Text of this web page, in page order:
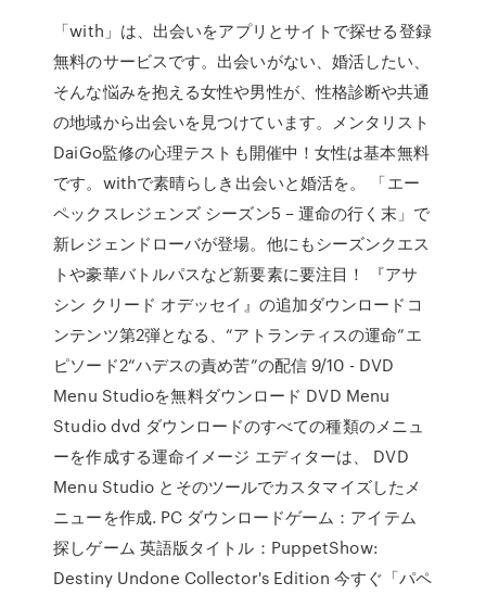
「with」は、出会いをアプリとサイトで探せる登録
無料のサービスです。出会いがない、婚活したい、
そんな悩みを抱える女性や男性が、性格診断や共通
の地域から出会いを見つけています。メンタリスト
DaiGo監修の心理テストも開催中！女性は基本無料
です。withで素晴らしき出会いと婚活を。 「エー
ペックスレジェンズ シーズン5 – 運命の行く末」で
新レジェンドローバが登場。他にもシーズンクエス
トや豪華バトルパスなど新要素に要注目！ 『アサ
シン クリード オデッセイ』の追加ダウンロードコ
ンテンツ第2弾となる、“アトランティスの運命”エ
ピソード2“ハデスの責め苦”の配信 9/10 - DVD
Menu Studioを無料ダウンロード DVD Menu
Studio dvd ダウンロードのすべての種類のメニュ
ーを作成する運命イメージ エディターは、 DVD
Menu Studio とそのツールでカスタマイズしたメ
ニューを作成. PC ダウンロードゲーム：アイテム
探しゲーム 英語版タイトル：PuppetShow:
Destiny Undone Collector's Edition 今すぐ「パペ